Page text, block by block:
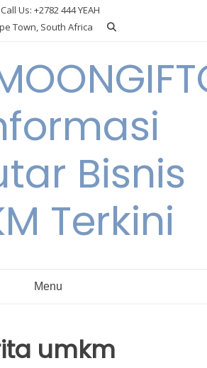
Call Us: +2782 444 YEAH
Town, South Africa
Bisnis
Terkini
Menu
umkm